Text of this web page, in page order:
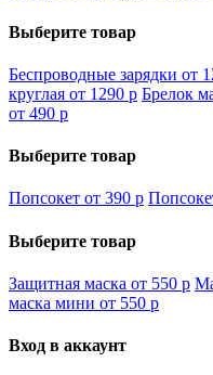
Выберите товар
Беспроводные зарядки от
круглая от 1290 p Брелок
от 490 p
Выберите товар
Попсокет от 390 p
Выберите товар
Защитная маска от 550 p
маска мини от 550 p
Вход в аккаунт